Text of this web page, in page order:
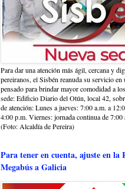
Para dar una atención más ágil, cercana y
pereiranos, el Sisbén reanuda su servicio en
pensado para brindar mayor comodidad a
sede: Edificio Diario del Otún, local 42,
de atención: Lunes a jueves: 7:00 a.m. a
4:00 p.m. Viernes: jornada continua de 7:00
(Foto: Alcaldía de Pereira)
Para tener en cuenta, ajuste en la
Megabús a Galicia